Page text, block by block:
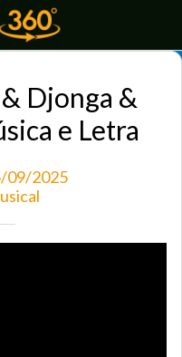
Djonga &
e Letra
09/2025